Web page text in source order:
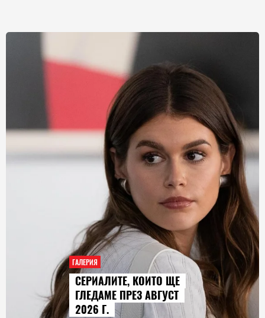
ГАЛЕРИЯ
AUDI Q9 СТАВА НАЙ-
ГОЛЕМИЯТ МОДЕЛ В
ИСТОРИЯТА НА МАРКАТА